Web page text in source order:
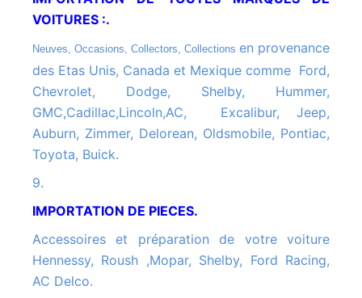
VOITURES :.
Neuves, Occasions, Collectors, Collections en provenance
des Etas Unis, Canada et Mexique comme Ford,
Chevrolet, Dodge, Shelby, Hummer,
GMC,Cadillac,Lincoln,AC, Excalibur, Jeep,
Auburn, Zimmer, Delorean, Oldsmobile, Pontiac,
Toyota, Buick.
9.
IMPORTATION DE PIECES.
Accessoires et préparation de votre voiture
Hennessy, Roush ,Mopar, Shelby, Ford Racing,
AC Delco.